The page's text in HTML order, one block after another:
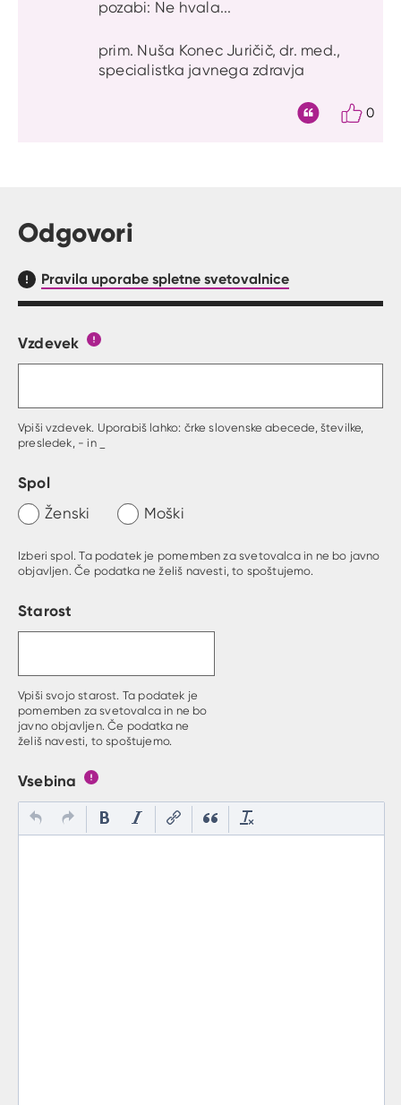
pozabi: Ne hvala...
prim. Nuša Konec Juričič, dr. med.,
specialistka javnega zdravja
0
Odgovori
Pravila uporabe spletne svetovalnice
Obrazec, kjer lahko zastaviš vprašanje
Vzdevek
Vpiši vzdevek. Uporabiš lahko: črke slovenske abecede, številke,
presledek, - in _
Spol
Ženski Moški
Izberi spol. Ta podatek je pomemben za svetovalca in ne bo javno
objavljen. Če podatka ne želiš navesti, to spoštujemo.
Starost
Vpiši svojo starost. Ta podatek je
pomemben za svetovalca in ne bo
javno objavljen. Če podatka ne
želiš navesti, to spoštujemo.
Vsebina